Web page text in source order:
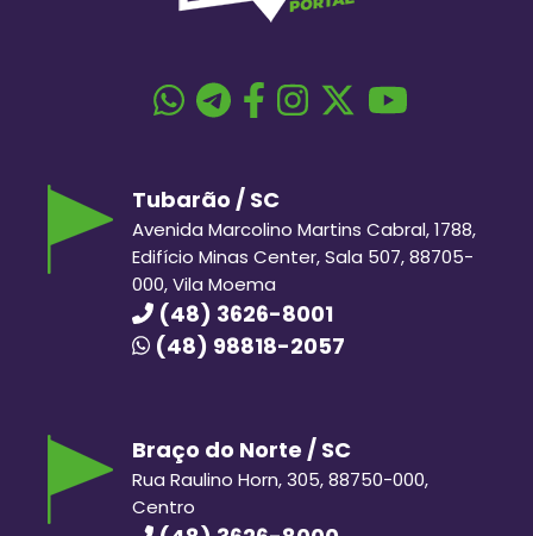
Tubarão / SC
Avenida Marcolino Martins Cabral, 1788,
Edifício Minas Center, Sala 507, 88705-
000, Vila Moema
(48) 3626-8001
(48) 98818-2057
Braço do Norte / SC
Rua Raulino Horn, 305, 88750-000,
Centro